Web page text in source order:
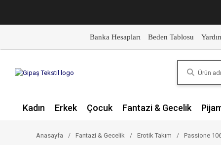
Banka Hesapları Beden Tablosu
Kadın Erkek Çocuk Fantazi & Gecelik
Anasayfa Fantazi & Gecelik Erotik Takım Passione